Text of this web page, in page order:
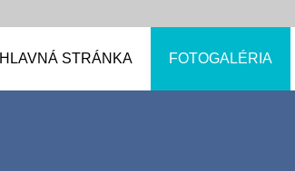
HLAVNÁ STRÁNKA FOTOGALÉRIA